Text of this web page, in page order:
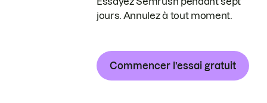
jours. Annulez à tout moment.
Commencer l’essai gratuit